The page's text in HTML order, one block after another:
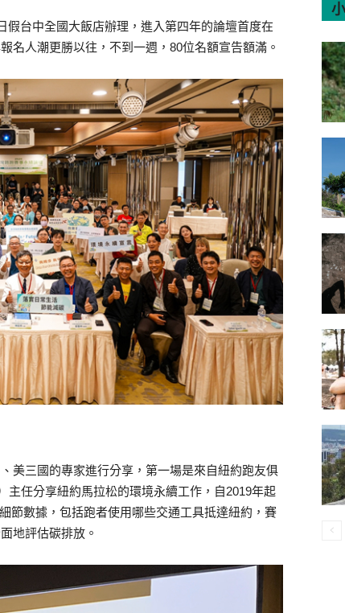
台中全國大飯店辦理，進入第四年的論壇首度在
名人潮更勝以往，不到一週，80位名額宣告額滿。
美三國的專家進行分享，第一場是來自紐約跑友俱
主任分享紐約馬拉松的環境永續工作，自2019年起
節數據，包括跑者使用哪些交通工具抵達紐約，賽
地評估碳排放。